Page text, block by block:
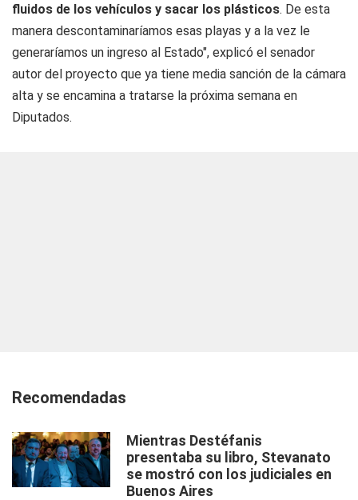
fluidos de los vehículos y sacar los plásticos. De esta
manera descontaminaríamos esas playas y a la vez le
generaríamos un ingreso al Estado", explicó el senador
autor del proyecto que ya tiene media sanción de la cámara
alta y se encamina a tratarse la próxima semana en
Diputados.
Recomendadas
Mientras Destéfanis
presentaba su libro, Stevanato
se mostró con los judiciales en
Buenos Aires